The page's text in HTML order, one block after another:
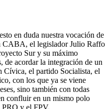
en duda nuestra vocación de
CABA, el legislador Julio Raffo
Sur y su máximo
de acordar la integración de un
Cívica, el partido Socialista, el
con los que ya se viene
sino también con todas
confluir en un mismo polo
PRO y el FPV.